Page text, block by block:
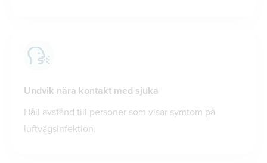
Undvik nära kontakt med sjuka
Håll avstånd till personer som visar symtom på
luftvägsinfektion.